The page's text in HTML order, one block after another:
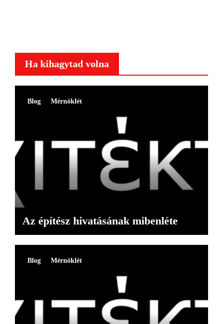
Ha kihagytad volna
Blog Mérnöklét
Az építész hivatásának mibenléte
Blog Mérnöklét